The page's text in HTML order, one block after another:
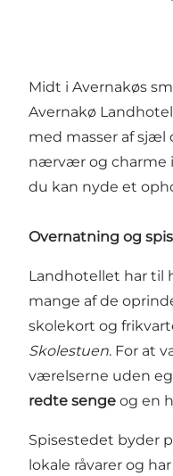
Midt i Avernakøs
Avernakø
med masser af sjæl
nærvær og charme
du kan nyde et
Overnatning og
Landhotellet har til
mange af de
skolekort og
Skolestuen. For at
værelserne uden
redte senge og en
Spisestedet byder
lokale råvarer og